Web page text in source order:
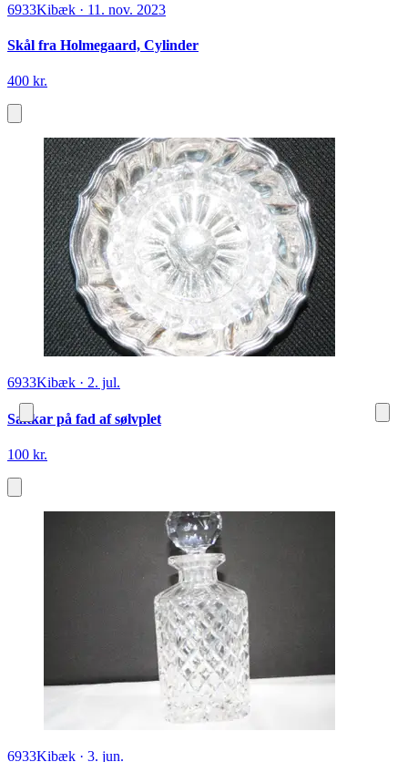
6933Kibæk · 11. nov. 2023
Skål fra Holmegaard, Cylinder
400 kr.
6933Kibæk · 2. jul.
Saltkar på fad af sølvplet
100 kr.
6933Kibæk · 3. jun.